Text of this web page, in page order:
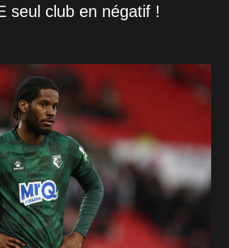
seul club en négatif !